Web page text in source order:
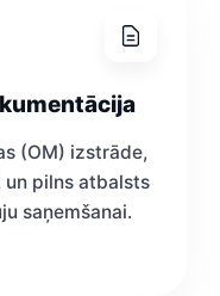
(OM) izstrāde,
un pilns atbalsts
saņemšanai.